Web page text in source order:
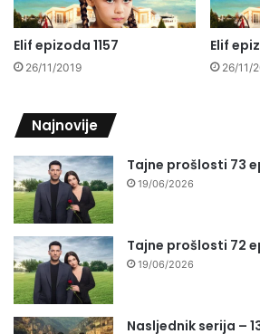
Elif epizoda 1157
26/11/2019
Elif
26/11/
Najnovije
Tajne prošlosti 73
19/06/2026
Tajne prošlosti 72
19/06/2026
Nasljednik serija –